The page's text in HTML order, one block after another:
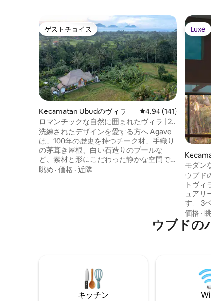
ゲストチョイス
ゲストチョイス
Kecamatan Ubudのヴィラ レビュー141件、5つ
4.94 (141)
ロマンチックな自然に囲まれたヴィラ | 2
ベッドルーム以上・柔軟な対応・専用プ
ール
洗練されたデザインを愛する方へ Agave
は、100年の歴史を持つチーク材、手織り
の茅葺き屋根、白い石造りのプールな
ど、素材と形にこだわった静かな空間で
す。屋外での暮らしを楽しめる、新しい
リビングスペースは外気に開放されたま
眺め · 価格 · 近隣
Luxe
Luxe
モダン
ンビュ
ウブド
トヴィ
ュアリ
す。 3
熱帯の
ル、木
お酒
くさ
れ家
約し
価格 ·
ウブドの
キッチン